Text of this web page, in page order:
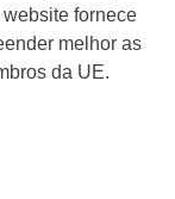
fornece
melhor as
da UE.